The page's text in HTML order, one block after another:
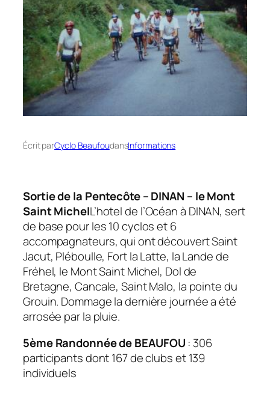
Écrit parCyclo BeaufoudansInformations
Sortie de la Pentecôte – DINAN – le Mont
Saint MichelL’hotel de l’Océan à DINAN, sert
de base pour les 10 cyclos et 6
accompagnateurs, qui ont découvert Saint
Jacut, Pléboulle, Fort la Latte, la Lande de
Fréhel, le Mont Saint Michel, Dol de
Bretagne, Cancale, Saint Malo, la pointe du
Grouin. Dommage la dernière journée a été
arrosée par la pluie.
5ème Randonnée de BEAUFOU : 306
participants dont 167 de clubs et 139
individuels